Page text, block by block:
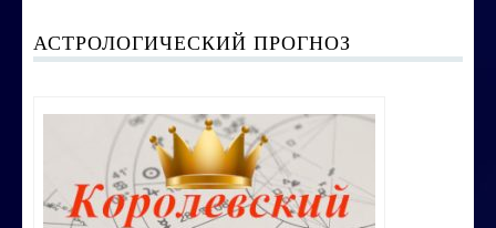
Строим счастливую семью
КОНТАКТЫ
АСТРОЛОГИЧЕСКИЙ ПРОГНОЗ